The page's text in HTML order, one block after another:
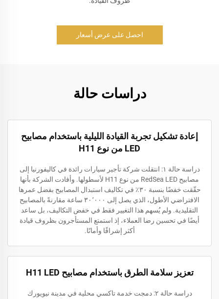
احصل على عرض أسعار
دراسات حالة
إعادة تشكيل تجربة القيادة الليلية باستخدام مصابيح
LED من نوع H11
دراسة حالة ١: انتقلت شركة تأجير سيارات رائدة في كاليفورنيا إلى
مصابيح RedSea LED من نوع H11 لأسطولها. وأفادت الشركة بأنها
حقّقت خفضًا بنسبة ٣٠٪ في تكاليف استبدال المصابيح بفضل عمرها
الافتراضي الأطول، الذي يصل إلى ٣٠٬٠٠٠ ساعة مقارنةً بالمصابيح
التقليدية. ولم يُسهم هذا التغيير فقط في خفض التكاليف، بل ساعد
أيضًا في تحسين رضا العملاء، إذ استمتع المستأجرون بظروف قيادة
أكثر إشراقًا وأمانًا.
تعزيز سلامة الطرق باستخدام مصابيح H11 LED
دراسة حالة ٢: دمجت خدمة تاكسي محلية في مدينة نيويورك